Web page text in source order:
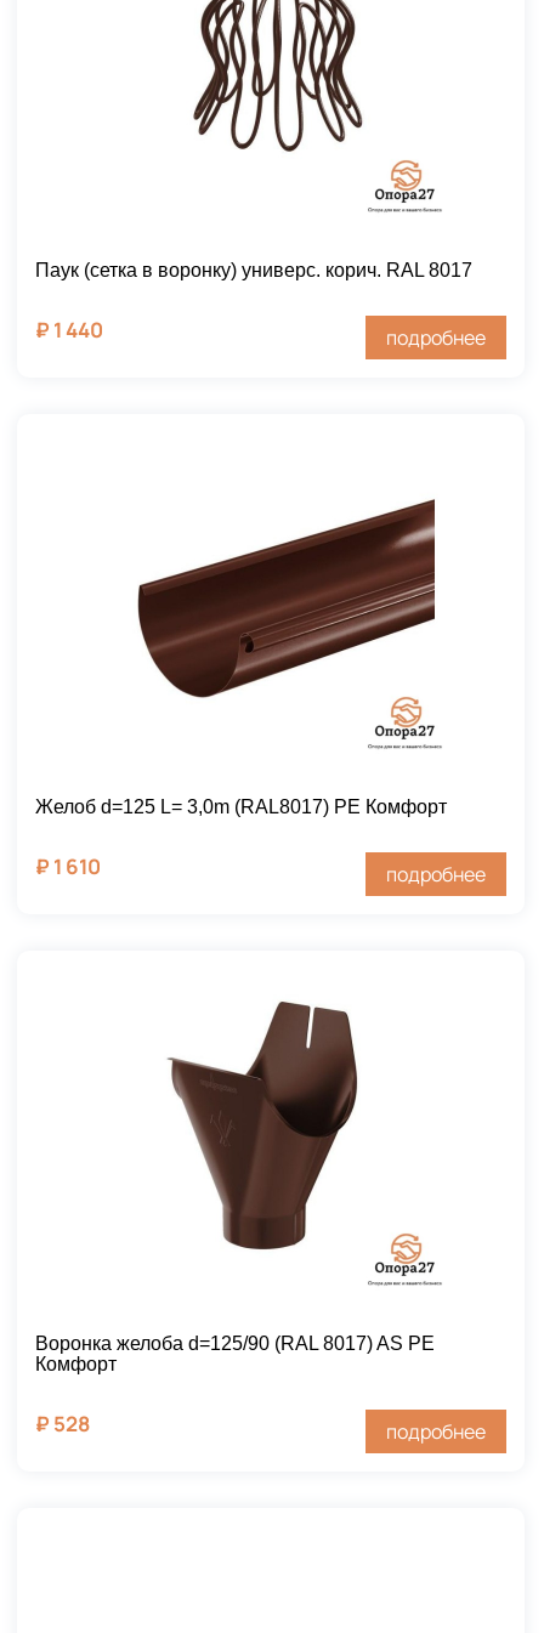
Паук (сетка в воронку) универс. корич. RAL 8017
₽ 1 440 подробнее
Желоб d=125 L= 3,0m (RAL8017) PE Комфорт
₽ 1 610 подробнее
Воронка желоба d=125/90 (RAL 8017) AS PE
Комфорт
₽ 528 подробнее